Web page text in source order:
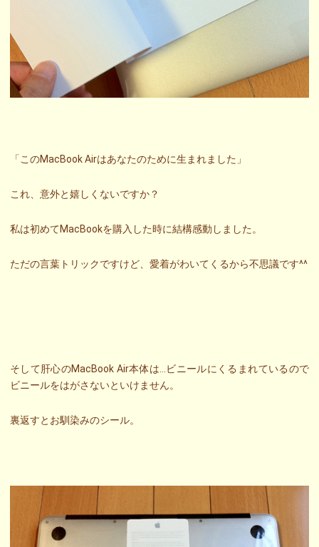
「このMacBook Airはあなたのために生まれました」
これ、意外と嬉しくないですか？
私は初めてMacBookを購入した時に結構感動しました。
ただの言葉トリックですけど、愛着がわいてくるから不思議です^^
そして肝心のMacBook Air本体は…ビニールにくるまれているので
ビニールをはがさないといけません。
裏返すとお馴染みのシール。